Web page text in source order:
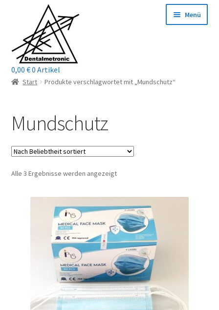
Navigation
springen
springen
Menü
Home
Mein Konto / Login
Kontakt
Reparaturservice
Wichtige Infos
Stellenangebote
0,00 €0 Artikel
Start Produkte verschlagwortet mit „Mundschutz“
Mundschutz
Alle 3 Ergebnisse werden angezeigtNach